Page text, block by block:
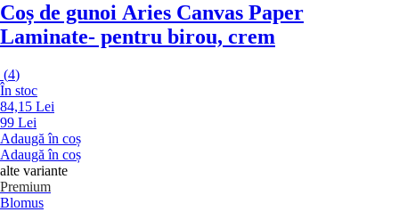
Coș de gunoi Aries Canvas Paper
Laminate- pentru birou, crem
(4)
În stoc
84,15 Lei
99 Lei
Adaugă în coș
Adaugă în coș
alte variante
Premium
Blomus